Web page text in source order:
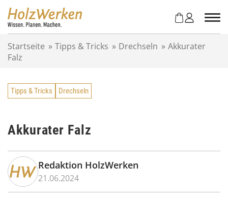
Startseite » Tipps & Tricks » Drechseln » Akkurater
Falz
Tipps & Tricks Drechseln
Akkurater Falz
Redaktion HolzWerken
21.06.2024